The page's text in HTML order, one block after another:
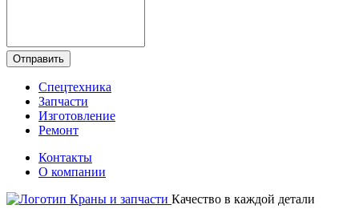
Отправить
Спецтехника
Запчасти
Изготовление
Ремонт
Контакты
О компании
Качество в каждой детали